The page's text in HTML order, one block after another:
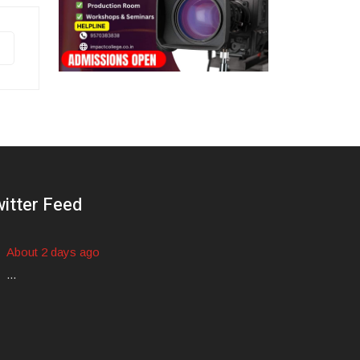
Feed
About 2 days ago
...